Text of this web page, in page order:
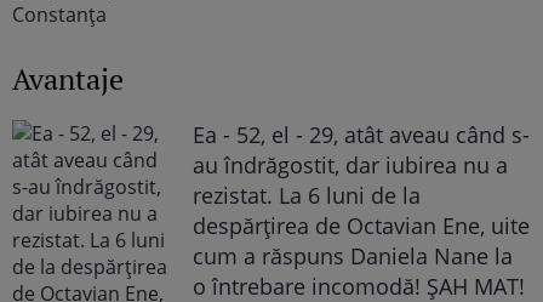
Avantaje
Ea - 52, el - 29, atât aveau când s-
au îndrăgostit, dar iubirea nu a
rezistat. La 6 luni de la
despărțirea de Octavian Ene, uite
cum a răspuns Daniela Nane la
o întrebare incomodă! ȘAH MAT!